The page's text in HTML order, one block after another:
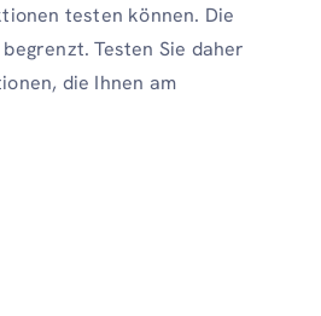
testen können. Die
Testen Sie daher
die Ihnen am